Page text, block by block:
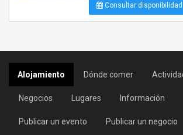
Consultar disponibilidad
Alojamiento Dónde comer
Negocios Lugares Información
Publicar un evento Publicar un negocio